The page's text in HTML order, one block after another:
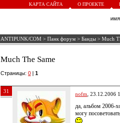
КАРТА САЙТА О ПРОЕКТЕ
ANTIPUNK/COM > Панк форум > Банды > Much
Much The Same
Страницы: 0 | 1
31 nofm , 23.12.2006
да, альбом 2006-
могу